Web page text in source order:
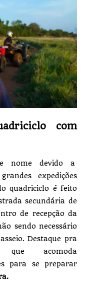
com
nome devido a
expedições
quadriciclo é feito
secundária de
de recepção da
sendo necessário
Destaque pra
acomoda
para se preparar